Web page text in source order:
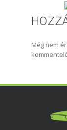
Még nem